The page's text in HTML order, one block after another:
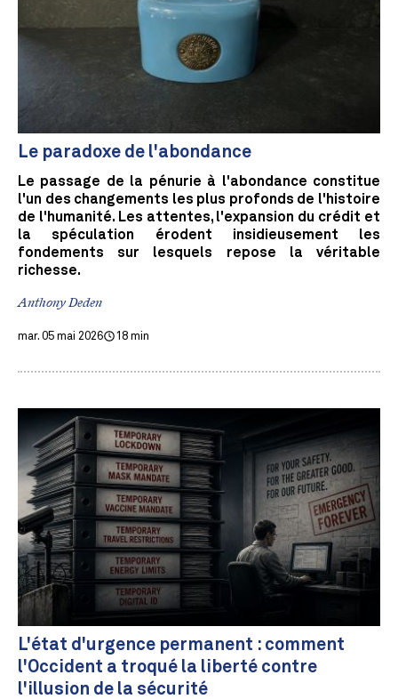
Le paradoxe de l'abondance
Le passage de la pénurie à l'abondance constitue
l'un des changements les plus profonds de l'histoire
de l'humanité. Les attentes, l'expansion du crédit et
la spéculation érodent insidieusement les
fondements sur lesquels repose la véritable
richesse.
Anthony Deden
mar. 05 mai 2026 18 min
L'état d'urgence permanent : comment
l'Occident a troqué la liberté contre
l'illusion de la sécurité